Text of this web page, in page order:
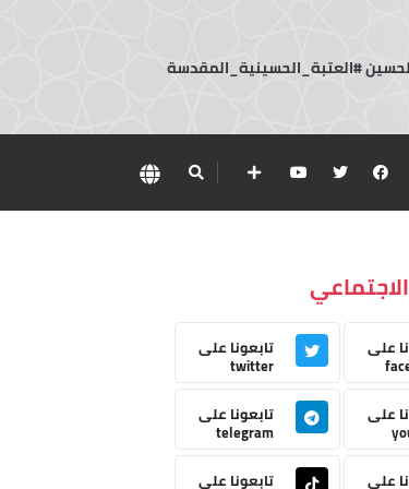
#العتبة_الحسينية_المقدسة
على تابعونا على
twitter
على
تابعونا على
telegram
على
تابعونا على